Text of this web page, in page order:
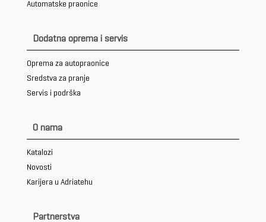
Automatske praonice
Dodatna oprema i servis
Oprema za autopraonice
Sredstva za pranje
Servis i podrška
O nama
Katalozi
Novosti
Karijera u Adriatehu
Partnerstva